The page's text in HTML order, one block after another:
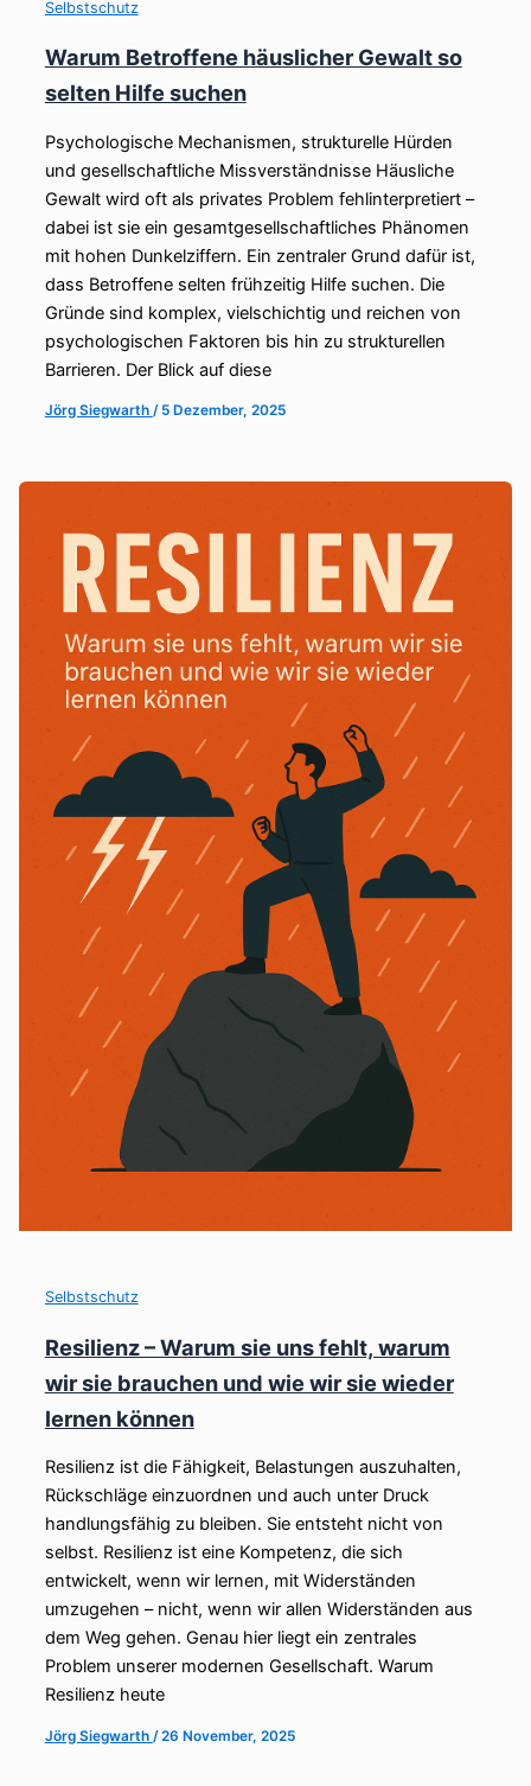
Selbstschutz
Warum Betroffene häuslicher Gewalt so
selten Hilfe suchen
Psychologische Mechanismen, strukturelle Hürden
und gesellschaftliche Missverständnisse Häusliche
Gewalt wird oft als privates Problem fehlinterpretiert –
dabei ist sie ein gesamtgesellschaftliches Phänomen
mit hohen Dunkelziffern. Ein zentraler Grund dafür ist,
dass Betroffene selten frühzeitig Hilfe suchen. Die
Gründe sind komplex, vielschichtig und reichen von
psychologischen Faktoren bis hin zu strukturellen
Barrieren. Der Blick auf diese
Jörg Siegwarth / 5 Dezember, 2025
Selbstschutz
Resilienz – Warum sie uns fehlt, warum
wir sie brauchen und wie wir sie wieder
lernen können
Resilienz ist die Fähigkeit, Belastungen auszuhalten,
Rückschläge einzuordnen und auch unter Druck
handlungsfähig zu bleiben. Sie entsteht nicht von
selbst. Resilienz ist eine Kompetenz, die sich
entwickelt, wenn wir lernen, mit Widerständen
umzugehen – nicht, wenn wir allen Widerständen aus
dem Weg gehen. Genau hier liegt ein zentrales
Problem unserer modernen Gesellschaft. Warum
Resilienz heute
Jörg Siegwarth /26 November, 2025